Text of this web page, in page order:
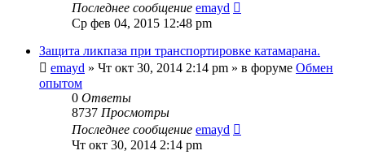
Последнее сообщение emayd
Ср фев 04, 2015 12:48 pm
Защита ликпаза при транспортировке катамарана.
emayd » Чт окт 30, 2014 2:14 pm » в форуме Обмен
опытом
0 Ответы
8737 Просмотры
Последнее сообщение emayd
Чт окт 30, 2014 2:14 pm